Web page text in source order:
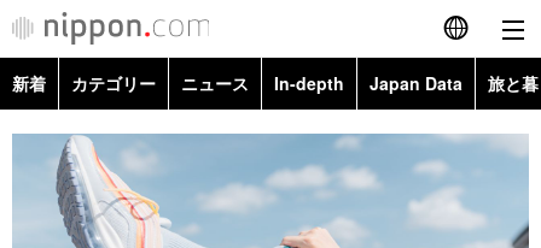
English
简体字
繁體字
カテゴリー
新着 カテゴリー ニュース In-depth Japan Data 旅と
政治・外交
経済・ビジネス
Topics
Images